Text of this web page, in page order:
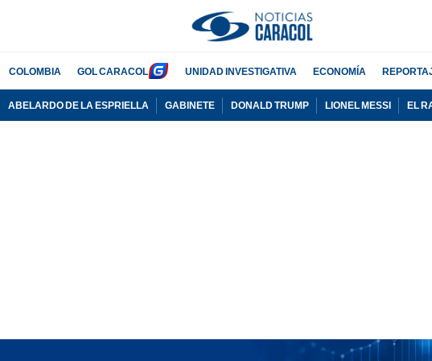
COLOMBIA GOL CARACOL UNIDAD INVESTIGATIVA ECONOMÍA
ABELARDO DE LA ESPRIELLA GABINETE DONALD TRUMP LIONEL MESSI EL